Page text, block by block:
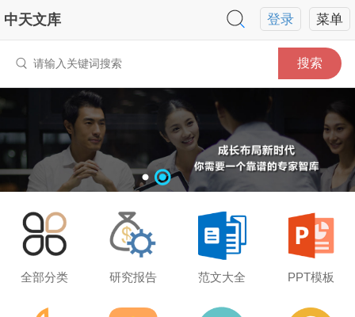
菜单
登录
中天文库
搜索
全部分类 研究报告 范文大全 PPT模板